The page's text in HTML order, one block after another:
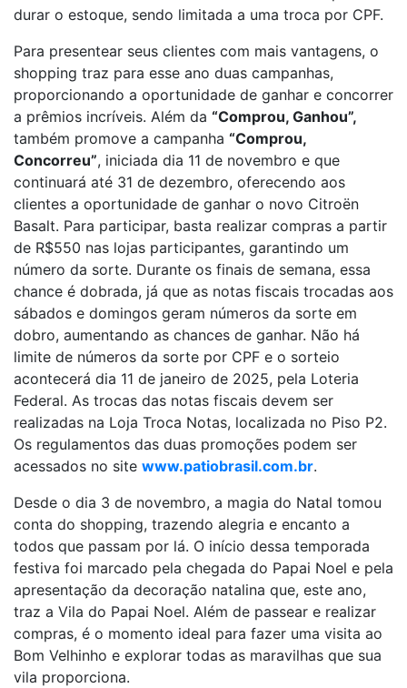
durar o estoque, sendo limitada a uma troca por CPF.
Para presentear seus clientes com mais vantagens, o
shopping traz para esse ano duas campanhas,
proporcionando a oportunidade de ganhar e concorrer
a prêmios incríveis. Além da “Comprou, Ganhou”,
também promove a campanha “Comprou,
Concorreu”, iniciada dia 11 de novembro e que
continuará até 31 de dezembro, oferecendo aos
clientes a oportunidade de ganhar o novo Citroën
Basalt. Para participar, basta realizar compras a partir
de R$550 nas lojas participantes, garantindo um
número da sorte. Durante os finais de semana, essa
chance é dobrada, já que as notas fiscais trocadas aos
sábados e domingos geram números da sorte em
dobro, aumentando as chances de ganhar. Não há
limite de números da sorte por CPF e o sorteio
acontecerá dia 11 de janeiro de 2025, pela Loteria
Federal. As trocas das notas fiscais devem ser
realizadas na Loja Troca Notas, localizada no Piso P2.
Os regulamentos das duas promoções podem ser
acessados no site www.patiobrasil.com.br.
Desde o dia 3 de novembro, a magia do Natal tomou
conta do shopping, trazendo alegria e encanto a
todos que passam por lá. O início dessa temporada
festiva foi marcado pela chegada do Papai Noel e pela
apresentação da decoração natalina que, este ano,
traz a Vila do Papai Noel. Além de passear e realizar
compras, é o momento ideal para fazer uma visita ao
Bom Velhinho e explorar todas as maravilhas que sua
vila proporciona.